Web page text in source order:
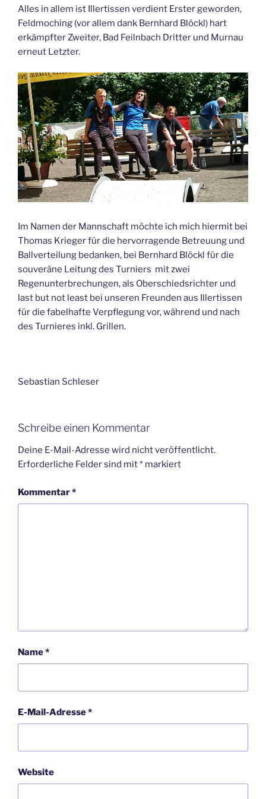
Alles in allem ist Illertissen verdient Erster geworden,
Feldmoching (vor allem dank Bernhard Blöckl) hart
erkämpfter Zweiter, Bad Feilnbach Dritter und Murnau
erneut Letzter.
Im Namen der Mannschaft möchte ich mich hiermit bei
Thomas Krieger für die hervorragende Betreuung und
Ballverteilung bedanken, bei Bernhard Blöckl für die
souveräne Leitung des Turniers mit zwei
Regenunterbrechungen, als Oberschiedsrichter und
last but not least bei unseren Freunden aus Illertissen
für die fabelhafte Verpflegung vor, während und nach
des Turnieres inkl. Grillen.
Sebastian Schleser
Schreibe einen Kommentar
Deine E-Mail-Adresse wird nicht veröffentlicht.
Erforderliche Felder sind mit* markiert
Kommentar*
Name*
E-Mail-Adresse*
Website